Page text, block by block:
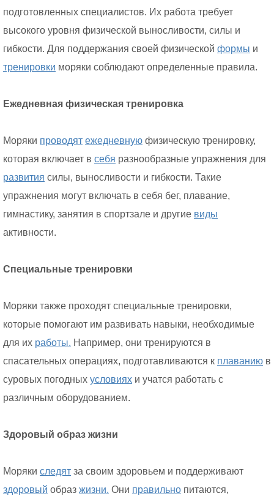
подготовленных специалистов. Их работа требует
высокого уровня физической выносливости, силы и
гибкости. Для поддержания своей физической формы и
тренировки моряки соблюдают определенные правила.
Ежедневная физическая тренировка
Моряки проводят ежедневную физическую тренировку,
которая включает в себя разнообразные упражнения для
развития силы, выносливости и гибкости. Такие
упражнения могут включать в себя бег, плавание,
гимнастику, занятия в спортзале и другие виды
активности.
Специальные тренировки
Моряки также проходят специальные тренировки,
которые помогают им развивать навыки, необходимые
для их работы. Например, они тренируются в
спасательных операциях, подготавливаются к плаванию в
суровых погодных условиях и учатся работать с
различным оборудованием.
Здоровый образ жизни
Моряки следят за своим здоровьем и поддерживают
здоровый образ жизни. Они правильно питаются,